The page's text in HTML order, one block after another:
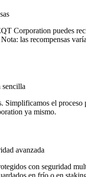
Corporation puedes
las recompensas
sencilla
Simplificamos el proceso
ya mismo.
avanzada
con seguridad
en frío o en